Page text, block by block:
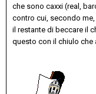
che sono caxxi (real,
contro cui, secondo
il restante di beccare il
questo con il chiulo che